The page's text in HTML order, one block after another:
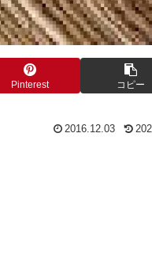
Pinterest コピー
2016.12.03